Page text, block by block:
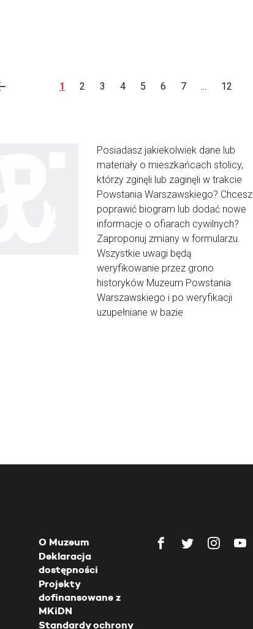
1 2 3 4 5 6 7 ... 12
Posiadasz jakiekolwiek dane lub
materiały o mieszkańcach stolicy,
którzy zginęli lub zaginęli w trakcie
Powstania Warszawskiego? Chcesz
poprawić biogram lub dodać nowe
informacje o ofiarach cywilnych?
Zaproponuj zmiany w formularzu.
Wszystkie uwagi będą
weryfikowanie przez grono
historyków Muzeum Powstania
Warszawskiego i po weryfikacji
uzupełniane w bazie
O Muzeum
Deklaracja
dostępności
Projekty
dofinansowane z
MKiDN
Standardy ochrony